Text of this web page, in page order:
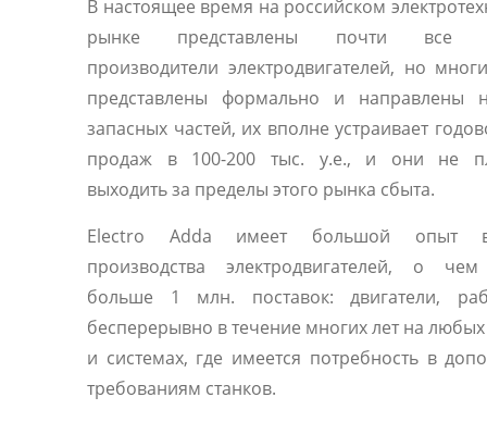
В настоящее время на российском
рынке представлены почти все
производители электродвигателей, но
представлены формально и направлены
запасных частей, их вполне устраивает
продаж в 100-200 тыс. у.е., и они не
выходить за пределы этого рынка сбыта.
Electro Adda имеет большой опыт
производства электродвигателей, о
больше 1 млн. поставок: двигатели,
бесперерывно в течение многих лет на
и системах, где имеется потребность в
требованиям станков.